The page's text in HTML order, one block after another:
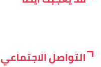
التواصل الاجتماعي